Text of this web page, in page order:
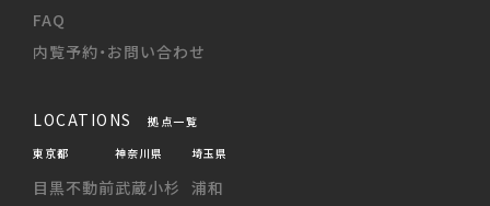
FAQ
内覧予約・お問い合わせ
LOCATIONS
拠点一覧
東京都
目黒不動前
神奈川県
武蔵小杉
埼玉県
浦和